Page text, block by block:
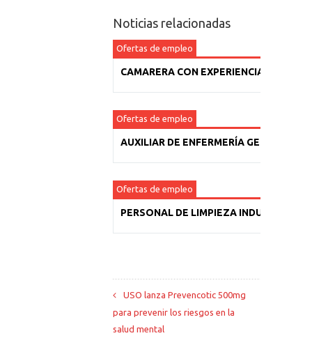
Noticias relacionadas
Ofertas de empleo
CAMARERA CON EXPERIENCIA
Ofertas de empleo
AUXILIAR DE ENFERMERÍA GERIÁTRICA
Ofertas de empleo
PERSONAL DE LIMPIEZA INDUSTRIAL
USO lanza Prevencotic 500mg
para prevenir los riesgos en la
salud mental